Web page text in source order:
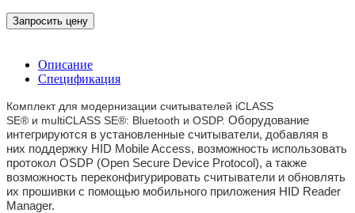
Запросить цену
Описание
Спецификация
Комплект для модернизации считывателей iCLASS
SE® и multiCLASS SE®: Bluetooth и OSDP. Оборудование
интегрируются в установленные считыватели, добавляя в
них поддержку HID Mobile Access, возможность использовать
протокол OSDP (Open Secure Device Protocol), а также
возможность переконфигурировать считыватели и обновлять
их прошивки с помощью мобильного приложения HID Reader
Manager.